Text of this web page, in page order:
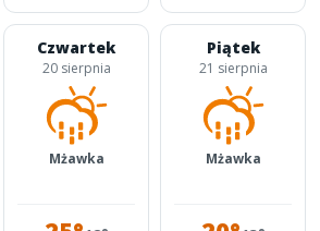
Czwartek
20 sierpnia
Mżawka
Piątek
21 sierpnia
Mżawka